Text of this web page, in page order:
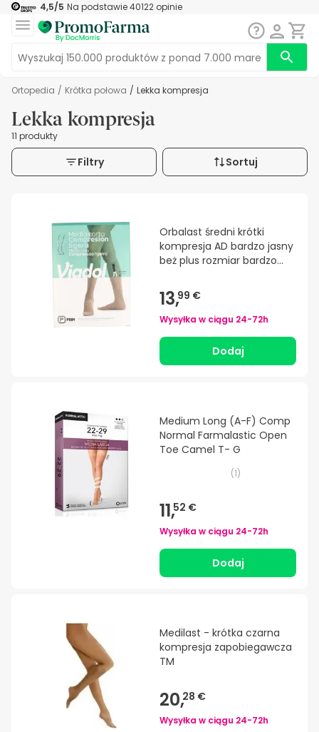
4,5/5 Na podstawie40122 opinie
Ortopedia / Krótka połowa / Lekka kompresja
Lekka kompresja
11 produkty
Filtry Sortuj
Orbalast średni krótki
kompresja AD bardzo jasny
beż plus rozmiar bardzo
13,99 €
Wysyłka w ciągu 24-72h
Dodaj
Medium Long (A-F) Comp
Normal Farmalastic Open
Toe Camel T- G
(1)
11,52 €
Wysyłka w ciągu 24-72h
Dodaj
Medilast - krótka czarna
kompresja zapobiegawcza
TM
20,28 €
Wysyłka w ciągu 24-72h